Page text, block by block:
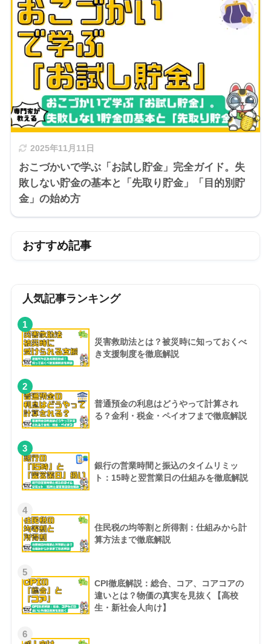
2025年11月11日
おこづかいで学ぶ「お試し貯金」完全ガイド。失
敗しない貯金の基本と「先取り貯金」「目的別貯
金」の始め方
おすすめ記事
人気記事ランキング
1
災害救助法とは？被災時に知っておくべ
き支援制度を徹底解説
2
普通預金の利息はどうやって計算され
る？金利・税金・ペイオフまで徹底解説
3
銀行の営業時間と振込のタイムリミッ
ト：15時と翌営業日の仕組みを徹底解説
4
住民税の均等割と所得割：仕組みから計
算方法まで徹底解説
5
CPI徹底解説：総合、コア、コアコアの
違いとは？物価の真実を見抜く【高校
生・新社会人向け】
6